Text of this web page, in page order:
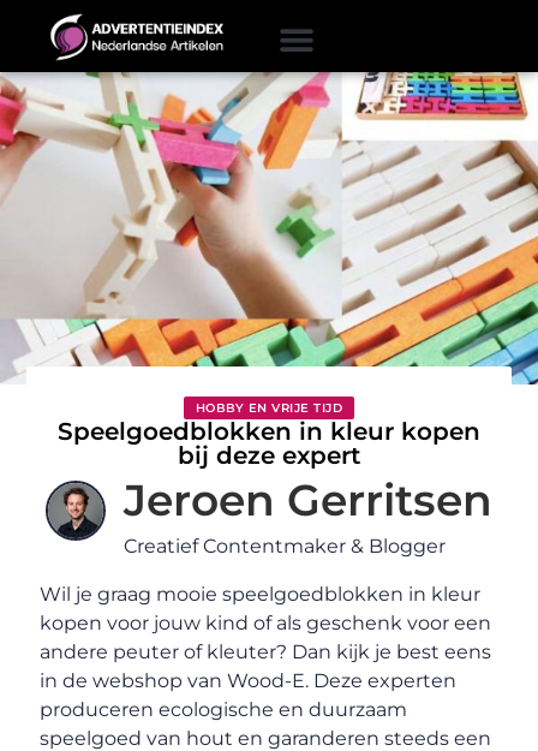
HOBBY EN VRIJE TIJD
Speelgoedblokken in kleur kopen
bij deze expert
Jeroen Gerritsen
Creatief Contentmaker & Blogger
Wil je graag mooie speelgoedblokken in kleur
kopen voor jouw kind of als geschenk voor een
andere peuter of kleuter? Dan kijk je best eens
in de webshop van Wood-E. Deze experten
produceren ecologische en duurzaam
speelgoed van hout en garanderen steeds een